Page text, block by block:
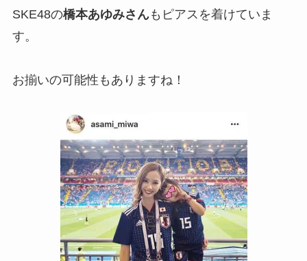
SKE48の橋本あゆみさんもピアスを着けていま
す。
お揃いの可能性もありますね！